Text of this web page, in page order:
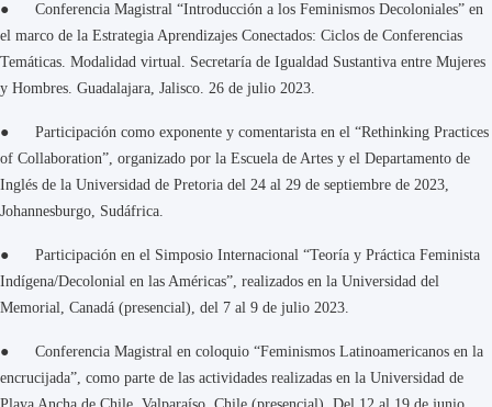
● Conferencia Magistral “Introducción a los Feminismos Decoloniales” en
el marco de la Estrategia Aprendizajes Conectados: Ciclos de Conferencias
Temáticas. Modalidad virtual. Secretaría de Igualdad Sustantiva entre Mujeres
y Hombres. Guadalajara, Jalisco. 26 de julio 2023.
● Participación como exponente y comentarista en el “Rethinking Practices
of Collaboration”, organizado por la Escuela de Artes y el Departamento de
Inglés de la Universidad de Pretoria del 24 al 29 de septiembre de 2023,
Johannesburgo, Sudáfrica.
● Participación en el Simposio Internacional “Teoría y Práctica Feminista
Indígena/Decolonial en las Américas”, realizados en la Universidad del
Memorial, Canadá (presencial), del 7 al 9 de julio 2023.
● Conferencia Magistral en coloquio “Feminismos Latinoamericanos en la
encrucijada”, como parte de las actividades realizadas en la Universidad de